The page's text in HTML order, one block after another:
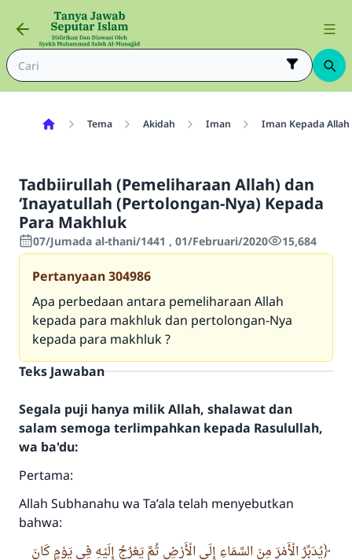
Tema Akidah Iman Iman Kepada Allah
Tadbiirullah (Pemeliharaan Allah) dan
‘Inayatullah (Pertolongan-Nya) Kepada
Para Makhluk
07/Jumada al-thani/1441 , 01/Februari/2020 15,684
Pertanyaan304986
Apa perbedaan antara pemeliharaan Allah
kepada para makhluk dan pertolongan-Nya
kepada para makhluk ?
Teks Jawaban
Segala puji hanya milik Allah, shalawat dan
salam semoga terlimpahkan kepada Rasulullah,
wa ba'du:
Pertama:
Allah Subhanahu wa Ta’ala telah menyebutkan
bahwa:
يُدَبِّرُ الْأَمْرَ مِنَ السَّمَاءِ إِلَى الْأَرْضِ ثُمَّ يَعْرُجُ إِلَيْهِ فِي يَوْمٍ كَانَ